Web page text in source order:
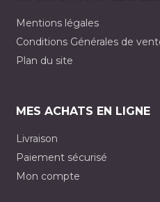
Mentions légales
Conditions Générales de
Plan du site
MES ACHATS EN LIGNE
Livraison
Paiement sécurisé
Mon compte